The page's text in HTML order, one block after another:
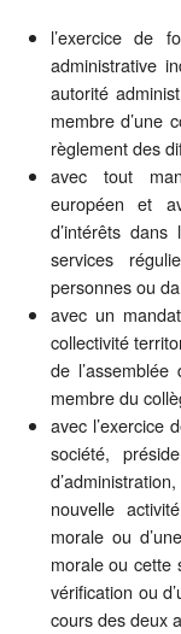
l’exercice de
administrative
autorité
membre d’une
règlement des
avec tout
européen et
d’intérêts
services
personnes ou
avec un
collectivité
de
membre du
avec l’exercice
société,
nouvelle
morale ou
morale ou cette
vérification ou
cours des deux